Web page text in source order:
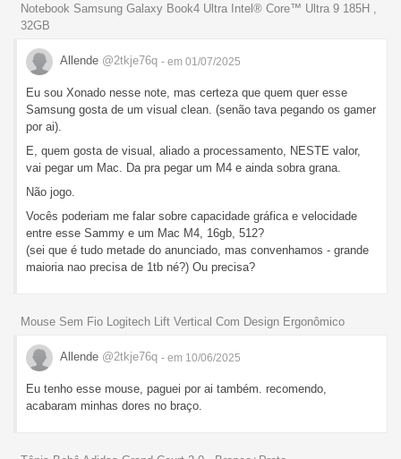
Notebook Samsung Galaxy Book4 Ultra Intel® Core™ Ultra 9 185H ,
32GB
Allende @2tkje76q - em 01/07/2025
Eu sou Xonado nesse note, mas certeza que quem quer esse
Samsung gosta de um visual clean. (senão tava pegando os gamer
por ai).
E, quem gosta de visual, aliado a processamento, NESTE valor,
vai pegar um Mac. Da pra pegar um M4 e ainda sobra grana.
Não jogo.
Vocês poderiam me falar sobre capacidade gráfica e velocidade
entre esse Sammy e um Mac M4, 16gb, 512?
(sei que é tudo metade do anunciado, mas convenhamos - grande
maioria nao precisa de 1tb né?) Ou precisa?
Mouse Sem Fio Logitech Lift Vertical Com Design Ergonômico
Allende @2tkje76q - em 10/06/2025
Eu tenho esse mouse, paguei por ai também. recomendo,
acabaram minhas dores no braço.